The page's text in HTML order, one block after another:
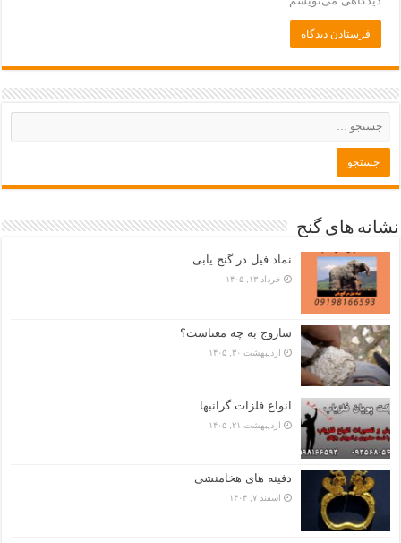
نشانه های گنج
نماد فیل در گنج یابی
خرداد ۱۳, ۱۴۰۵
ساروج به چه معناست؟
اردیبهشت ۳۰, ۱۴۰۵
انواع فلزات گرانبها
اردیبهشت ۲۱, ۱۴۰۵
دفینه های هخامنشی
اسفند ۷, ۱۴۰۴